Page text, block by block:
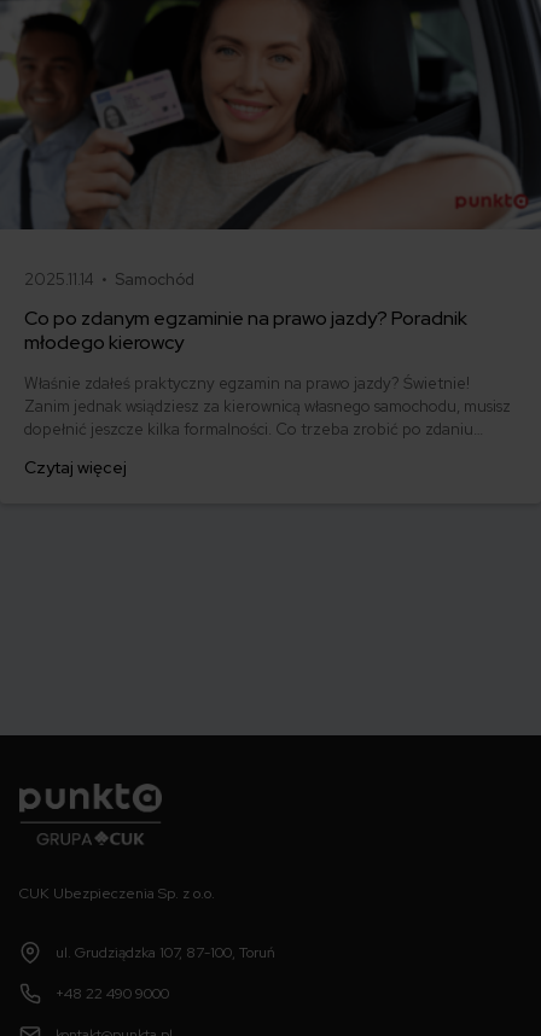
2025.11.14 • Samochód
Co po zdanym egzaminie na prawo jazdy? Poradnik
młodego kierowcy
Właśnie zdałeś praktyczny egzamin na prawo jazdy? Świetnie!
Zanim jednak wsiądziesz za kierownicą własnego samochodu, musisz
dopełnić jeszcze kilka formalności. Co trzeba zrobić po zdaniu
którym szybko załatwisz sprawy urzędowe i będziesz mógł prowadzić
Czytaj więcej
CUK Ubezpieczenia Sp. z o.o.
ul. Grudziądzka 107, 87-100, Toruń
+48 22 490 9000